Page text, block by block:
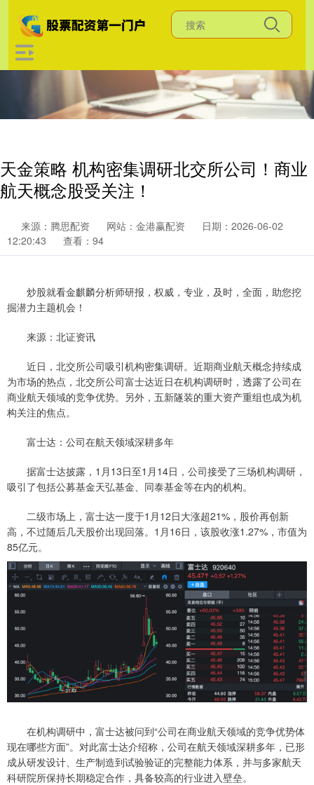
天金策略 机构密集调研北交所公司！商业
航天概念股受关注！
来源：腾思配资 网站：金港赢配资
日期：2026-06-02
12:20:43
查看：94
炒股就看金麒麟分析师研报，权威，专业，及时，全面，助您挖
掘潜力主题机会！
来源：北证资讯
近日，北交所公司吸引机构密集调研。近期商业航天概念持续成
为市场的热点，北交所公司富士达近日在机构调研时，透露了公司在
商业航天领域的竞争优势。另外，五新隧装的重大资产重组也成为机
构关注的焦点。
富士达：公司在航天领域深耕多年
据富士达披露，1月13日至1月14日，公司接受了三场机构调研，
吸引了包括公募基金天弘基金、同泰基金等在内的机构。
二级市场上，富士达一度于1月12日大涨超21%，股价再创新
高，不过随后几天股价出现回落。1月16日，该股收涨1.27%，市值为
85亿元。
在机构调研中，富士达被问到“公司在商业航天领域的竞争优势体
现在哪些方面”。对此富士达介绍称，公司在航天领域深耕多年，已形
成从研发设计、生产制造到试验验证的完整能力体系，并与多家航天
科研院所保持长期稳定合作，具备较高的行业进入壁垒。